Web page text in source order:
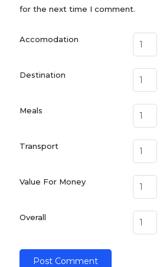
for the next time I comment.
Accomodation
Destination
Meals
Transport
Value For Money
Overall